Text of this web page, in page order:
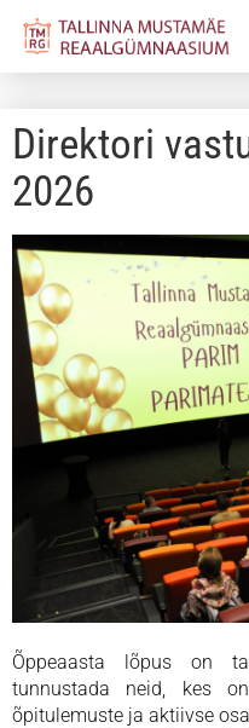
Direktori
2026
Õppeaasta lõpus on
tunnustada neid, kes
õpitulemuste ja aktiivse